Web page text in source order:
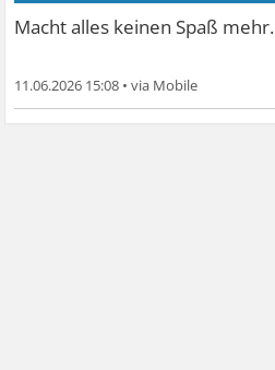
Macht alles keinen Spaß mehr.
11.06.2026 15:08 •